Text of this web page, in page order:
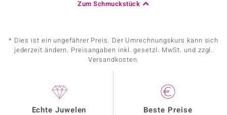
Zum Schmuckstück
* Dies ist ein ungefährer Preis. Der Umrechnungskurs kann sich
jederzeit ändern. Preisangaben inkl. gesetzl. MwSt. und zzgl.
Versandkosten.
Echte Juwelen Beste Preise